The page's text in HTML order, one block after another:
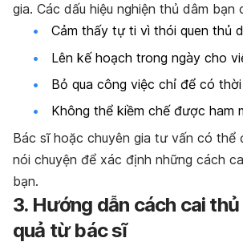
gia. Các dấu hiệu nghiện thủ dâm bạn
Cảm thấy tự ti vì thói quen thủ
Lên kế hoạch trong ngày cho
Bỏ qua công việc chỉ để có
Không thể kiềm chế được ham
Bác sĩ hoặc chuyên gia tư vấn có thể
nói chuyện để xác định những cách
bạn.
3. Hướng dẫn cách cai thủ
quả từ bác sĩ